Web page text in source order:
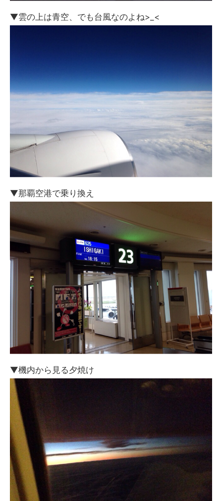
▼雲の上は青空、でも台風なのよね>_<
▼那覇空港で乗り換え
▼機内から見る夕焼け